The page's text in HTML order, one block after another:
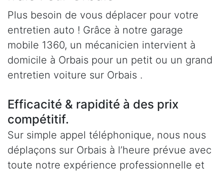
Plus besoin de vous déplacer pour votre
entretien auto ! Grâce à notre garage
mobile 1360, un mécanicien intervient à
domicile à Orbais pour un petit ou un grand
entretien voiture sur Orbais .
Efficacité & rapidité à des prix
compétitif.
Sur simple appel téléphonique, nous nous
déplaçons sur Orbais à l’heure prévue avec
toute notre expérience professionnelle et